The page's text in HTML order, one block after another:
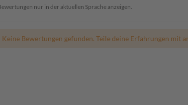
nur in der aktuellen Sprache anzeigen.
Keine Bewertungen gefunden. Teile deine Erfahrungen mit